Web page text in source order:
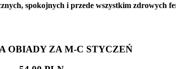
spokojnych i przede wszystkim zdrowych
OBIADY ZA M-C STYCZEŃ